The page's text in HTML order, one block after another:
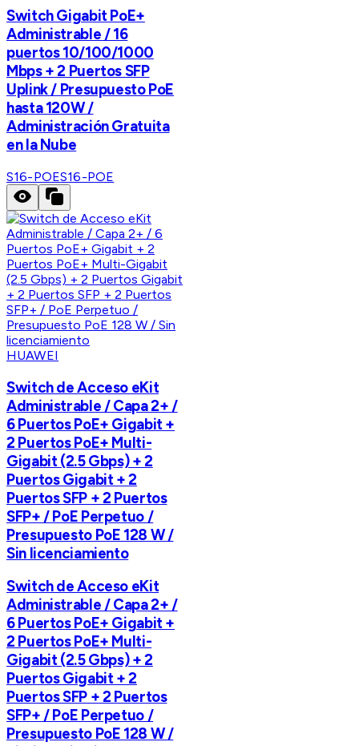
Switch Gigabit PoE+
Administrable / 16
puertos 10/100/1000
Mbps + 2 Puertos SFP
Uplink / Presupuesto PoE
hasta 120W /
Administración Gratuita
en la Nube
S16-POES16-POE
HUAWEI
Switch de Acceso eKit
Administrable / Capa 2+ /
6 Puertos PoE+ Gigabit +
2 Puertos PoE+ Multi-
Gigabit (2.5 Gbps) + 2
Puertos Gigabit + 2
Puertos SFP + 2 Puertos
SFP+ / PoE Perpetuo /
Presupuesto PoE 128 W /
Sin licenciamiento
Switch de Acceso eKit
Administrable / Capa 2+ /
6 Puertos PoE+ Gigabit +
2 Puertos PoE+ Multi-
Gigabit (2.5 Gbps) + 2
Puertos Gigabit + 2
Puertos SFP + 2 Puertos
SFP+ / PoE Perpetuo /
Presupuesto PoE 128 W /